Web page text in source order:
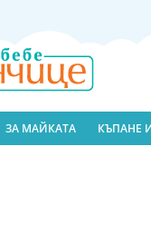
ЗА МАЙКАТА КЪПАНЕ